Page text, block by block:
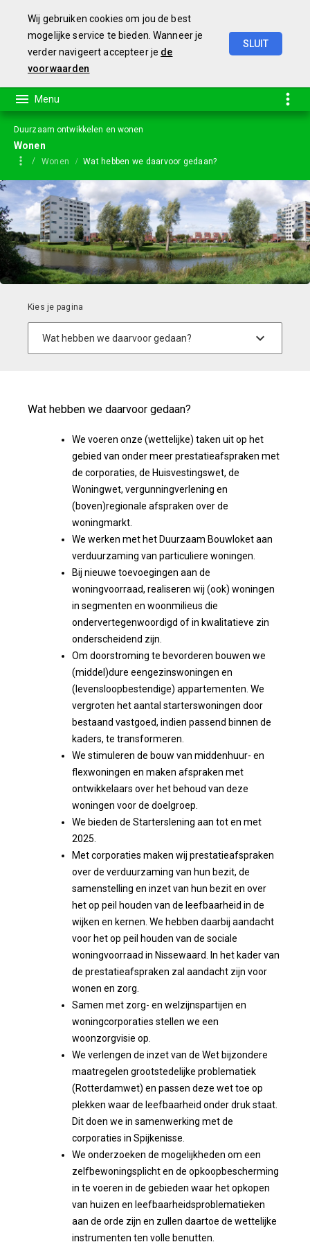
Wij gebruiken cookies om jou de best
mogelijke service te bieden. Wanneer je
verder navigeert accepteer je de
voorwaarden
SLUIT
Duurzaam ontwikkelen en wonen
Wonen
Wonen Wat hebben we daarvoor gedaan?
Wat hebben we daarvoor gedaan?
We voeren onze (wettelijke) taken uit op het
gebied van onder meer prestatieafspraken met
de corporaties, de Huisvestingswet, de
Woningwet, vergunningverlening en
(boven)regionale afspraken over de
woningmarkt.
We werken met het Duurzaam Bouwloket aan
verduurzaming van particuliere woningen.
Bij nieuwe toevoegingen aan de
woningvoorraad, realiseren wij (ook) woningen
in segmenten en woonmilieus die
ondervertegenwoordigd of in kwalitatieve zin
onderscheidend zijn.
Om doorstroming te bevorderen bouwen we
(middel)dure eengezinswoningen en
(levensloopbestendige) appartementen. We
vergroten het aantal starterswoningen door
bestaand vastgoed, indien passend binnen de
kaders, te transformeren.
We stimuleren de bouw van middenhuur- en
flexwoningen en maken afspraken met
ontwikkelaars over het behoud van deze
woningen voor de doelgroep.
We bieden de Starterslening aan tot en met
2025.
Met corporaties maken wij prestatieafspraken
over de verduurzaming van hun bezit, de
samenstelling en inzet van hun bezit en over
het op peil houden van de leefbaarheid in de
wijken en kernen. We hebben daarbij aandacht
voor het op peil houden van de sociale
woningvoorraad in Nissewaard. In het kader van
de prestatieafspraken zal aandacht zijn voor
wonen en zorg.
Samen met zorg- en welzijnspartijen en
woningcorporaties stellen we een
woonzorgvisie op.
We verlengen de inzet van de Wet bijzondere
maatregelen grootstedelijke problematiek
(Rotterdamwet) en passen deze wet toe op
plekken waar de leefbaarheid onder druk staat.
Dit doen we in samenwerking met de
corporaties in Spijkenisse.
We onderzoeken de mogelijkheden om een
zelfbewoningsplicht en de opkoopbescherming
in te voeren in de gebieden waar het opkopen
van huizen en leefbaarheidsproblematieken
aan de orde zijn en zullen daartoe de wettelijke
instrumenten ten volle benutten.